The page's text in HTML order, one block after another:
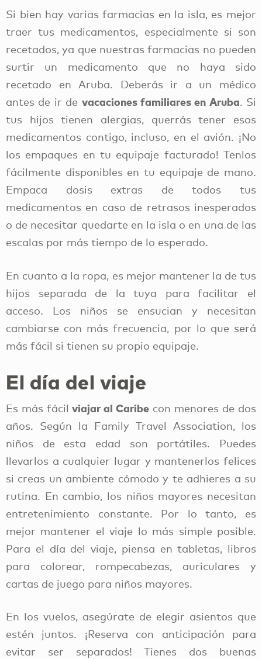
Si bien hay varias farmacias en la isla, es mejor
traer tus medicamentos, especialmente si son
recetados, ya que nuestras farmacias no pueden
surtir un medicamento que no haya sido
recetado en Aruba. Deberás ir a un médico
antes de ir de vacaciones familiares en Aruba. Si
tus hijos tienen alergias, querrás tener esos
medicamentos contigo, incluso, en el avión. ¡No
los empaques en tu equipaje facturado! Tenlos
fácilmente disponibles en tu equipaje de mano.
Empaca dosis extras de todos tus
medicamentos en caso de retrasos inesperados
o de necesitar quedarte en la isla o en una de las
escalas por más tiempo de lo esperado.
En cuanto a la ropa, es mejor mantener la de tus
hijos separada de la tuya para facilitar el
acceso. Los niños se ensucian y necesitan
cambiarse con más frecuencia, por lo que será
más fácil si tienen su propio equipaje.
El día del viaje
Es más fácil viajar al Caribe con menores de dos
años. Según la Family Travel Association, los
niños de esta edad son portátiles. Puedes
llevarlos a cualquier lugar y mantenerlos felices
si creas un ambiente cómodo y te adhieres a su
rutina. En cambio, los niños mayores necesitan
entretenimiento constante. Por lo tanto, es
mejor mantener el viaje lo más simple posible.
Para el día del viaje, piensa en tabletas, libros
para colorear, rompecabezas, auriculares y
cartas de juego para niños mayores.
En los vuelos, asegúrate de elegir asientos que
estén juntos. ¡Reserva con anticipación para
evitar ser separados! Tienes dos buenas